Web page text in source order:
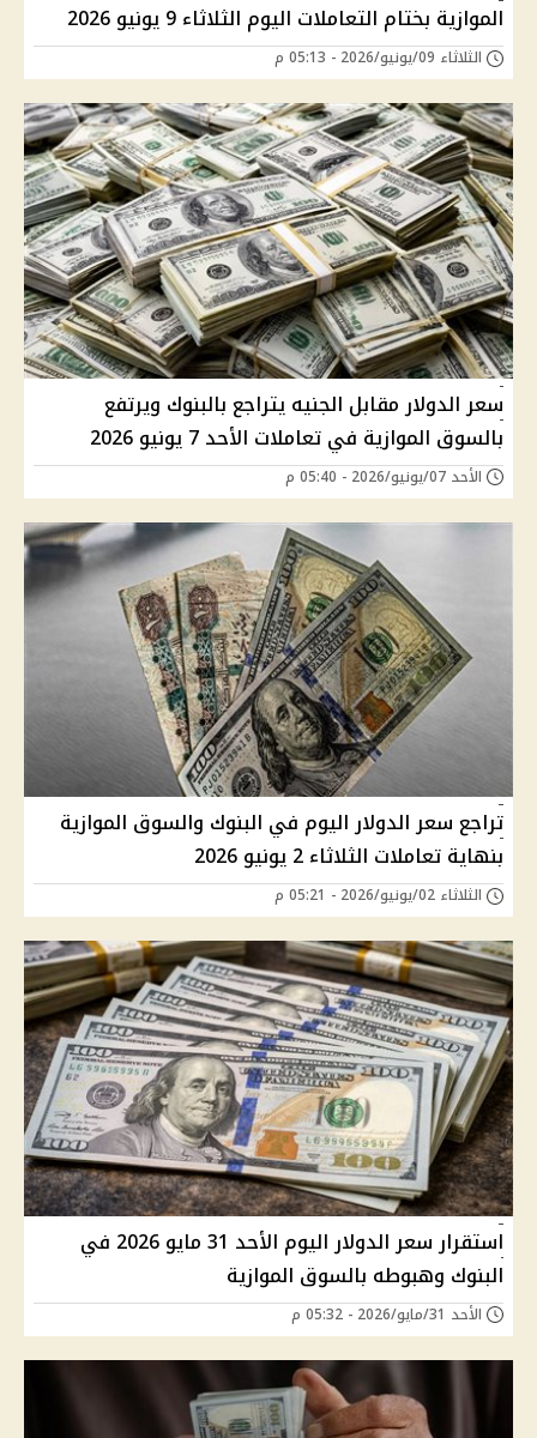
الموازية بختام التعاملات اليوم الثلاثاء 9 يونيو 2026
الثلاثاء 09/يونيو/2026 - 05:13 م
سعر الدولار مقابل الجنيه يتراجع بالبنوك ويرتفع
بالسوق الموازية في تعاملات الأحد 7 يونيو 2026
الأحد 07/يونيو/2026 - 05:40 م
تراجع سعر الدولار اليوم في البنوك والسوق الموازية
بنهاية تعاملات الثلاثاء 2 يونيو 2026
الثلاثاء 02/يونيو/2026 - 05:21 م
استقرار سعر الدولار اليوم الأحد 31 مايو 2026 في
البنوك وهبوطه بالسوق الموازية
الأحد 31/مايو/2026 - 05:32 م